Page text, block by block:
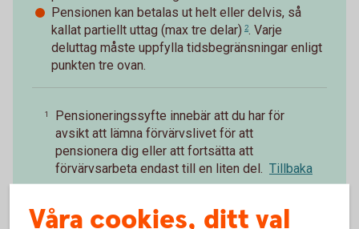
Pensionen kan betalas ut helt eller delvis, så
kallat partiellt uttag (max tre delar) 2. Varje
deluttag måste uppfylla tidsbegränsningar enligt
punkten tre ovan.
1
Pensioneringssyfte innebär att du har för
avsikt att lämna förvärvslivet för att
pensionera dig eller att fortsätta att
förvärvsarbeta endast till en liten del. Tillbaka
Vid partiellt uttag före 65 år för FTP2 måste
Våra cookies, ditt val